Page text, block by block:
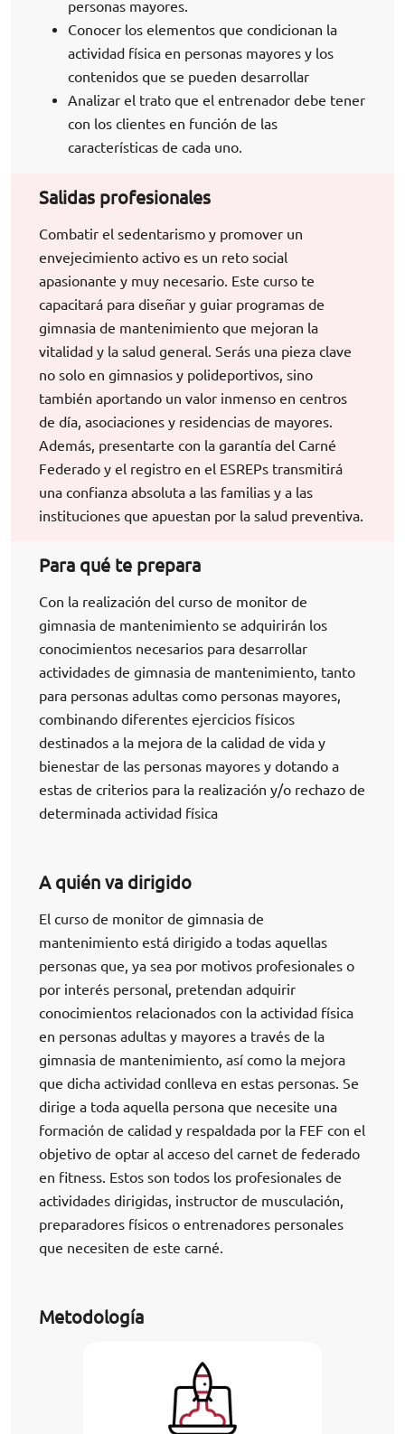
personas mayores.
Conocer los elementos que condicionan la
actividad física en personas mayores y los
contenidos que se pueden desarrollar
Analizar el trato que el entrenador debe tener
con los clientes en función de las
características de cada uno.
Salidas profesionales
Combatir el sedentarismo y promover un
envejecimiento activo es un reto social
apasionante y muy necesario. Este curso te
capacitará para diseñar y guiar programas de
gimnasia de mantenimiento que mejoran la
vitalidad y la salud general. Serás una pieza clave
no solo en gimnasios y polideportivos, sino
también aportando un valor inmenso en centros
de día, asociaciones y residencias de mayores.
Además, presentarte con la garantía del Carné
Federado y el registro en el ESREPs transmitirá
una confianza absoluta a las familias y a las
instituciones que apuestan por la salud preventiva.
Para qué te prepara
Con la realización del curso de monitor de
gimnasia de mantenimiento se adquirirán los
conocimientos necesarios para desarrollar
actividades de gimnasia de mantenimiento, tanto
para personas adultas como personas mayores,
combinando diferentes ejercicios físicos
destinados a la mejora de la calidad de vida y
bienestar de las personas mayores y dotando a
estas de criterios para la realización y/o rechazo de
determinada actividad física
A quién va dirigido
El curso de monitor de gimnasia de
mantenimiento está dirigido a todas aquellas
personas que, ya sea por motivos profesionales o
por interés personal, pretendan adquirir
conocimientos relacionados con la actividad física
en personas adultas y mayores a través de la
gimnasia de mantenimiento, así como la mejora
que dicha actividad conlleva en estas personas. Se
dirige a toda aquella persona que necesite una
formación de calidad y respaldada por la FEF con el
objetivo de optar al acceso del carnet de federado
en fitness. Estos son todos los profesionales de
actividades dirigidas, instructor de musculación,
preparadores físicos o entrenadores personales
que necesiten de este carné.
Metodología